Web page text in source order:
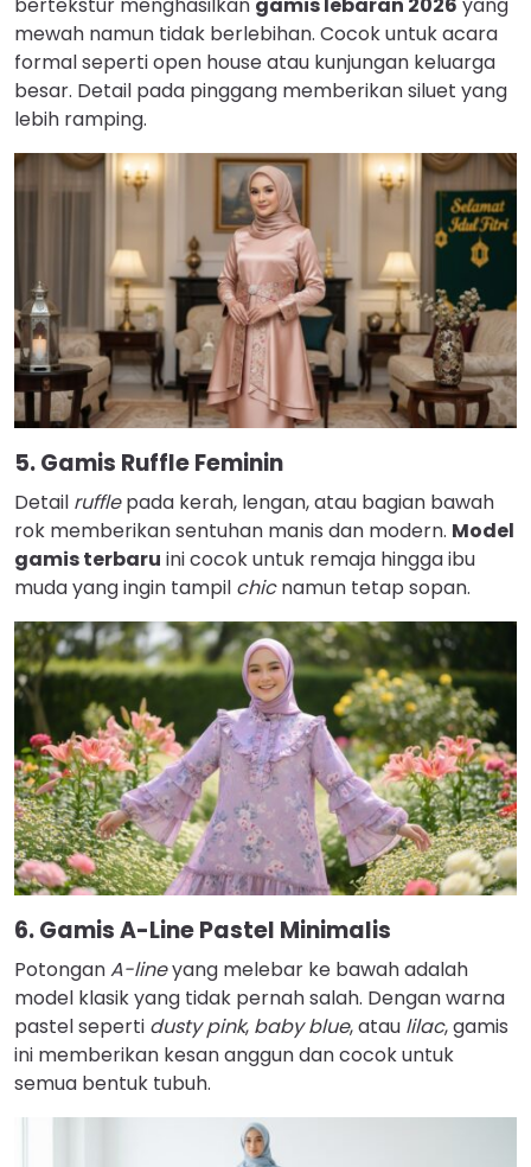
bertekstur menghasilkan gamis lebaran 2026 yang
mewah namun tidak berlebihan. Cocok untuk acara
formal seperti open house atau kunjungan keluarga
besar. Detail pada pinggang memberikan siluet yang
lebih ramping.
5. Gamis Ruffle Feminin
Detail rufflepada kerah, lengan, atau bagian bawah
rok memberikan sentuhan manis dan modern. Model
gamis terbaru ini cocok untuk remaja hingga ibu
muda yang ingin tampil chicnamun tetap sopan.
6. Gamis A-Line Pastel Minimalis
PotonganA-lineyang melebar ke bawah adalah
model klasik yang tidak pernah salah. Dengan warna
pastel seperti dusty pink, baby blue, atau lilac, gamis
ini memberikan kesan anggun dan cocok untuk
semua bentuk tubuh.